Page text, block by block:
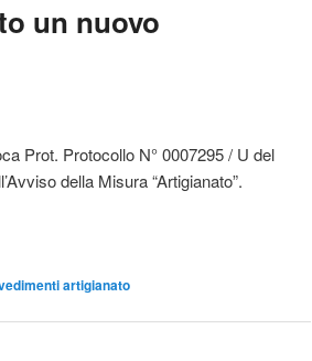
un nuovo
Prot. Protocollo N° 0007295 / U del
della Misura “Artigianato”.
artigianato